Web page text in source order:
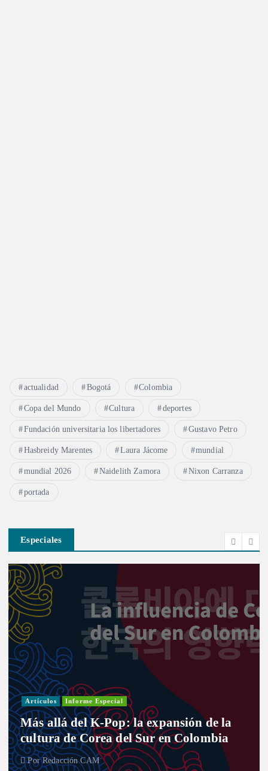
actualidad Bogotá Colombia
Copa del Mundo Cultura deportes
Fundación universitaria los libertadores Gustavo Petro
Hasbreidy Marentes Laura Jácome mundial
mundial 2026 Naidelith Zamora Nixon Carranza
portada
Especiales
Artículos Informe Especial
Más allá del K-Pop: la expansión de la
cultura de Corea del Sur en Colombia
PorRedacción CAM